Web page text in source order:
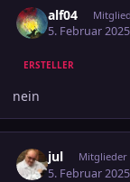
alf04
5. Februar 2025
ERSTELLER
nein
jul Mitglieder
5. Februar 2025